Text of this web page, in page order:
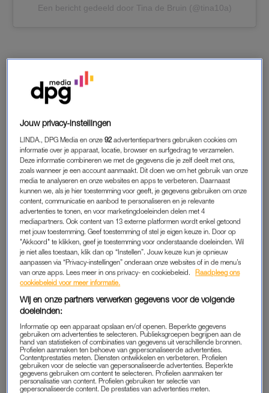
Een bericht gedeeld door Tina de Bruin (@tina10a)
TIM SENDERS
het ouderschap samen.’
View this post on Instagram
Jouw privacy-instellingen
LINDA., DPG Media en onze92 advertentiepartners gebruiken cookies om
informatie over je apparaat, locatie, browser en surfgedrag te verzamelen.
Deze informatie combineren we met de gegevens die je zelf deelt met ons,
zoals wanneer je een account aanmaakt. Dit doen we om het gebruik van onze
media te analyseren en onze websites en apps te verbeteren. Daarnaast
kunnen we, als je hier toestemming voor geeft, je gegevens gebruiken om onze
content, communicatie en aanbod te personaliseren en je relevante
advertenties te tonen, en voor marketingdoeleinden delen met 4
mediapartners. Ook content van 13 externe platformen wordt enkel getoond
met jouw toestemming. Geef toestemming of stel je eigen keuze in. Door op
"Akkoord" te klikken, geef je toestemming voor onderstaande doeleinden. Wil
je niet alles toestaan, klik dan op “Instellen”. Jouw keuze kun je opnieuw
aanpassen via “Privacy-instellingen” onderaan onze websites of in de menu’s
van onze apps. Lees meer in ons privacy- en cookiebeleid.
Raadpleeg ons
cookiebeleid voor meer informatie.
Wij en onze partners verwerken gegevens voor de volgende
doeleinden:
Informatie op een apparaat opslaan en/of openen. Beperkte gegevens
gebruiken om advertenties te selecteren. Publieksgroepen begrijpen aan de
hand van statistieken of combinaties van gegevens uit verschillende bronnen.
Profielen aanmaken ten behoeve van gepersonaliseerde advertenties.
Contentprestaties meten. Diensten ontwikkelen en verbeteren. Profielen
gebruiken voor de selectie van gepersonaliseerde advertenties. Beperkte
gegevens gebruiken om content te selecteren. Profielen aanmaken ter
personalisatie van content. Profielen gebruiken ter selectie van
gepersonaliseerde content. De prestaties van advertenties meten.